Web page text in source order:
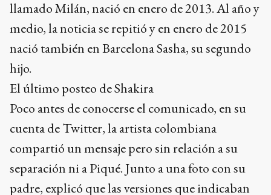
llamado Milán, nació en enero de 2013. Al año y
medio, la noticia se repitió y en enero de 2015
nació también en Barcelona Sasha, su segundo
hijo.
El último posteo de Shakira
Poco antes de conocerse el comunicado, en su
cuenta de Twitter, la artista colombiana
compartió un mensaje pero sin relación a su
separación ni a Piqué. Junto a una foto con su
padre, explicó que las versiones que indicaban